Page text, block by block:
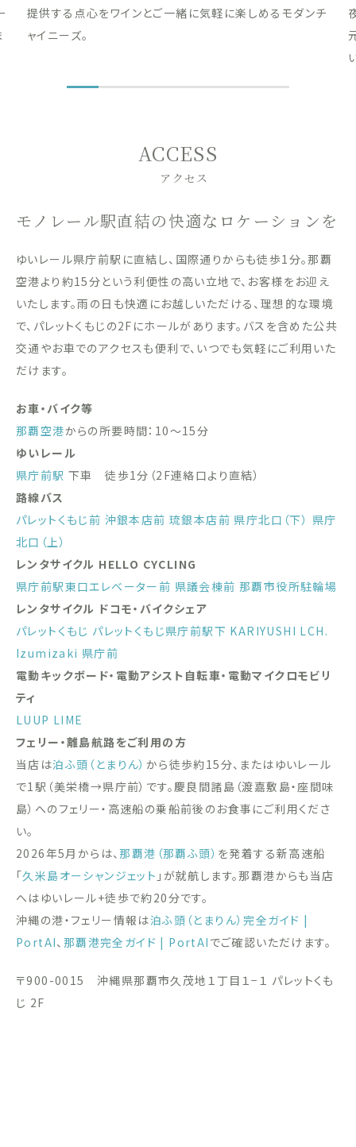
提供する点心をワインとご一緒に気軽に楽しめるモダンチ
ャイニーズ。
ACCESS
アクセス
モノレール駅直結の快適なロケーションを
ゆいレール県庁前駅に直結し、国際通りからも徒歩1分。那覇
空港より約15分という利便性の高い立地で、お客様をお迎え
いたします。雨の日も快適にお越しいただける、理想的な環境
で、パレットくもじの2Fにホールがあります。バスを含めた公共
交通やお車でのアクセスも便利で、いつでも気軽にご利用いた
だけます。
お車・バイク等
那覇空港からの所要時間：10〜15分
ゆいレール
県庁前駅 下車 徒歩1分（2F連絡口より直結）
路線バス
パレットくもじ前 沖銀本店前 琉銀本店前 県庁北口（下） 県庁
北口（上）
レンタサイクル HELLO CYCLING
県庁前駅東口エレベーター前 県議会棟前 那覇市役所駐輪場
レンタサイクル ドコモ・バイクシェア
パレットくもじ パレットくもじ県庁前駅下 KARIYUSHI LCH.
Izumizaki 県庁前
電動キックボード・電動アシスト自転車・電動マイクロモビリ
ティ
LUUP LIME
フェリー・離島航路をご利用の方
当店は泊ふ頭（とまりん） から徒歩約15分、またはゆいレール
で1駅（美栄橋→県庁前）です。慶良間諸島（渡嘉敷島・座間味
島）へのフェリー・高速船の乗船前後のお食事にご利用くださ
い。
2026年5月からは、那覇港（那覇ふ頭） を発着する新高速船
「久米島オーシャンジェット 」が就航します。那覇港からも当店
へはゆいレール+徒歩で約20分です。
沖縄の港・フェリー情報は泊ふ頭（とまりん）完全ガイド |
PortAI、 那覇港完全ガイド | PortAI でご確認いただけます。
〒900-0015 沖縄県那覇市久茂地１丁目１−１ パレットくも
じ 2F